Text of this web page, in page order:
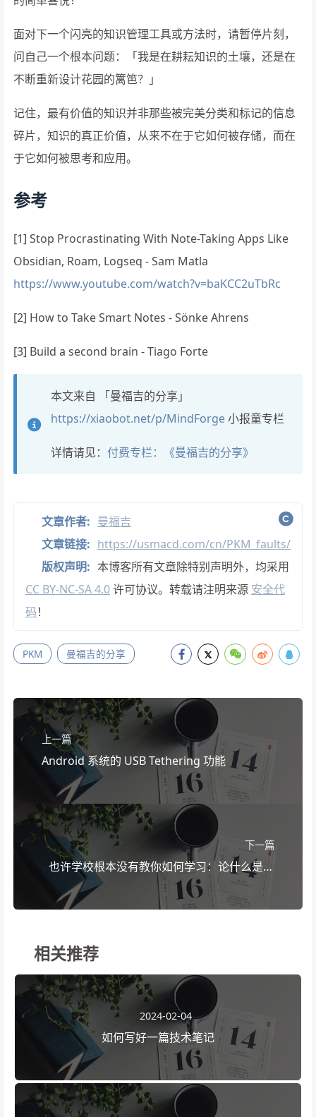
面对下一个闪亮的知识管理工具或方法时，请暂停片刻，
问自己一个根本问题：「我是在耕耘知识的土壤，还是在
不断重新设计花园的篱笆？」
记住，最有价值的知识并非那些被完美分类和标记的信息
碎片，知识的真正价值，从来不在于它如何被存储，而在
于它如何被思考和应用。
参考
[1] Stop Procrastinating With Note-Taking Apps Like
Obsidian, Roam, Logseq - Sam Matla
https://www.youtube.com/watch?v=baKCC2uTbRc
[2] How to Take Smart Notes - Sönke Ahrens
[3] Build a second brain - Tiago Forte
本文来自 「曼福吉的分享」
https://xiaobot.net/p/MindForge小报童专栏
详情请见： 付费专栏：《曼福吉的分享》
文章作者: 曼福吉
文章链接: https://usmacd.com/cn/PKM_faults/
版权声明: 本博客所有文章除特别声明外，均采用
CC BY-NC-SA 4.0许可协议。转载请注明来源 安全代
码！
PKM 曼福吉的分享
上一篇
Android 系统的 USB Tethering 功能
下一篇
也许学校根本没有教你如何学习：论什么是真
正的自学
相关推荐
2024-02-04
如何写好一篇技术笔记